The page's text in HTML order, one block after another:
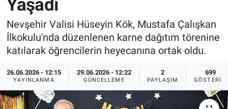
Yaşadı
Nevşehir Valisi Hüseyin Kök, Mustafa Çalışkan
İlkokulu'nda düzenlenen karne dağıtım törenine
katılarak öğrencilerin heyecanına ortak oldu.
26.06.2026 - 12:15
YAYINLANMA
29.06.2026 - 12:22
GÜNCELLEME
2
PAYLAŞIM
699
GÖSTERIM
Sağlık
Yerel
Genel
Asayiş
İlan - Duyuru- Mesaj
Türkiye Gündemi
Sizden Gelenler
Yaşam
İlan - Duyuru- Mesaj
Türkiye Gündemi
Sizden Gelenler